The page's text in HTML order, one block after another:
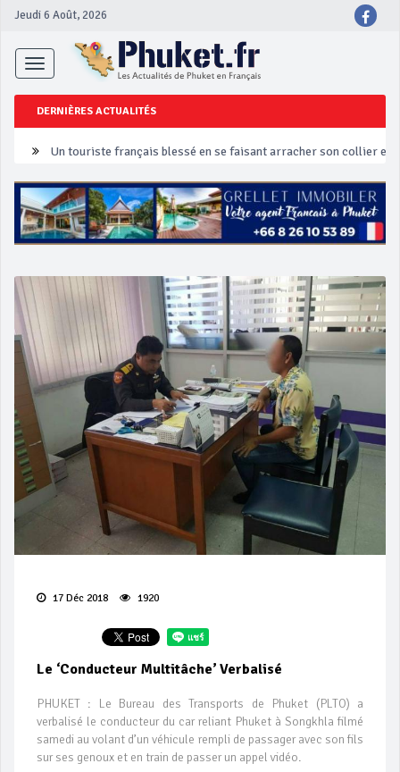
Jeudi 6 Août, 2026
Toggle
navigation
DERNIÈRES ACTUALITÉS
Un touriste français blessé en se faisant arracher son collier en
Phuket Peranakan Festival
‘Phuket Eye’ assurera la sécurité pendant Songkran
Campagne de sécurité routière ‘Seven Days of Danger’ de
17 Déc 2018 1920
Le ‘conducteur Multitâche’ Verbalisé
PHUKET : Le Bureau des Transports de Phuket (PLTO) a
verbalisé le conducteur du car reliant Phuket à Songkhla filmé
samedi au volant d’un véhicule rempli de passager avec son fils
sur ses genoux et en train de passer un appel vidéo.